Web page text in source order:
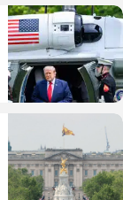
בעולם